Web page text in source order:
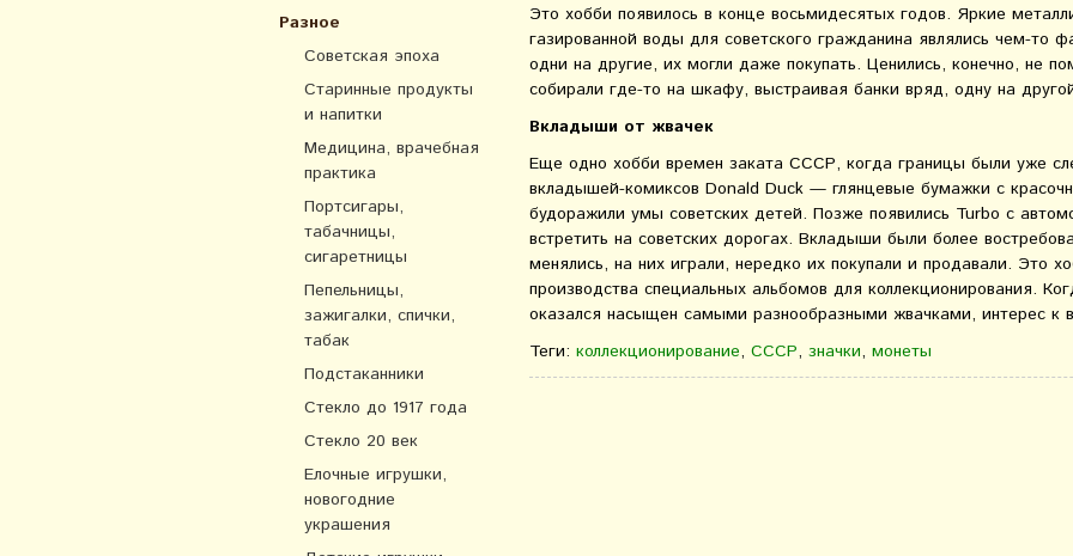
Разное
Советская эпоха
Старинные продукты
и напитки
Медицина, врачебная
практика
Портсигары,
табачницы,
сигаретницы
Пепельницы,
зажигалки, спички,
табак
Подстаканники
Стекло до 1917 года
Стекло 20 век
Елочные игрушки,
новогодние
украшения
Это хобби появилось в конце восьмидесятых годов. Яркие
газированной воды для советского гражданина являлись чем-то
одни на другие, их могли даже покупать. Ценились, конечно, не
собирали где-то на шкафу, выстраивая банки вряд, одну на
Вкладыши от жвачек
Еще одно хобби времен заката СССР, когда границы были уже
вкладышей-комиксов Donald Duck — глянцевые бумажки с
будоражили умы советских детей. Позже появились Turbo с
встретить на советских дорогах. Вкладыши были более
менялись, на них играли, нередко их покупали и продавали. Это
производства специальных альбомов для коллекционирования.
оказался насыщен самыми разнообразными жвачками, интерес к
Теги: коллекционирование, СССР, значки, монеты